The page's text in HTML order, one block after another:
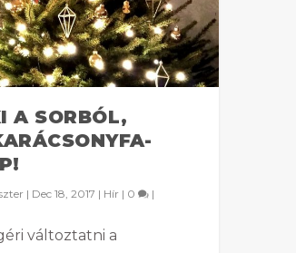
A SORBÓL,
| Dec 18, 2017 | Hír | 0 |
változtatni a